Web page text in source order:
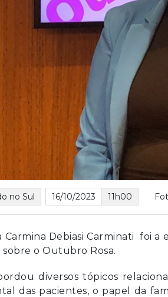
no Sul 16/10/2023 11h00
Carmina Debiasi Carminati foi
o Outubro Rosa.
diversos tópicos
das pacientes, o papel da